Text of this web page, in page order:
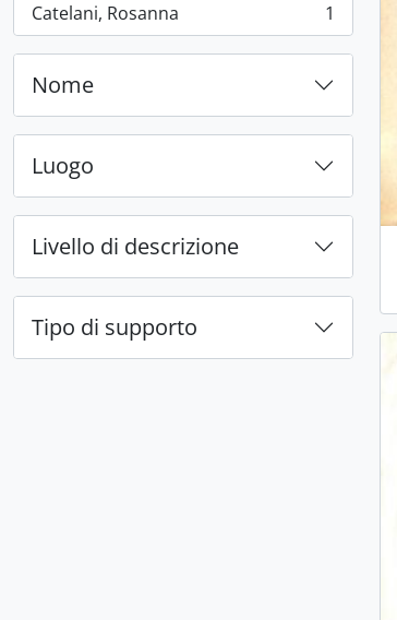
Catelani, Rosanna
, 1 risultati 1
Nome
Luogo
Livello di descrizione
Tipo di supporto